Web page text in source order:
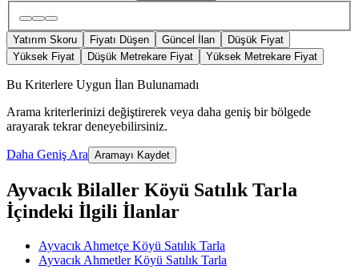
Yatırım Skoru Fiyatı Düşen Güncel İlan
Düşük Fiyat
Yüksek Fiyat
Düşük Metrekare Fiyat Yüksek Metrekare Fiyat
Bu Kriterlere Uygun İlan Bulunamadı
Arama kriterlerinizi değiştirerek veya daha geniş bir bölgede
arayarak tekrar deneyebilirsiniz.
Daha Geniş Ara Aramayı Kaydet
Ayvacık Bilaller Köyü Satılık Tarla
İçindeki İlgili İlanlar
Ayvacık Ahmetçe Köyü Satılık Tarla
Ayvacık Ahmetler Köyü Satılık Tarla